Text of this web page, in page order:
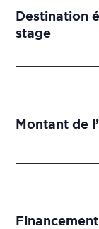
Destination
stage
Montant de